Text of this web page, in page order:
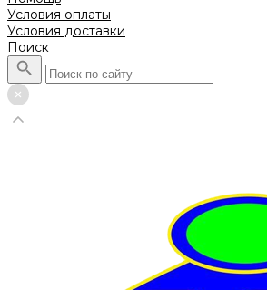
Условия оплаты
Условия доставки
Поиск